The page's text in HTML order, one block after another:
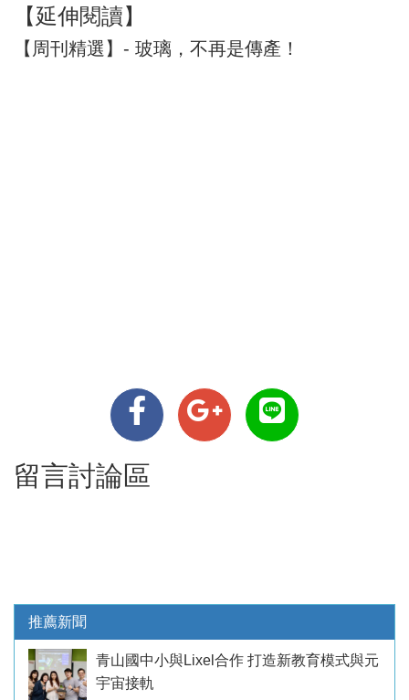
【延伸閱讀】
【周刊精選】- 玻璃，不再是傳產！
留言討論區
推薦新聞
青山國中小與Lixel合作 打造新教育模式與元
宇宙接軌